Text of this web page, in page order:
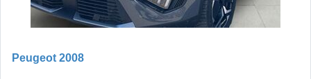
Peugeot 2008